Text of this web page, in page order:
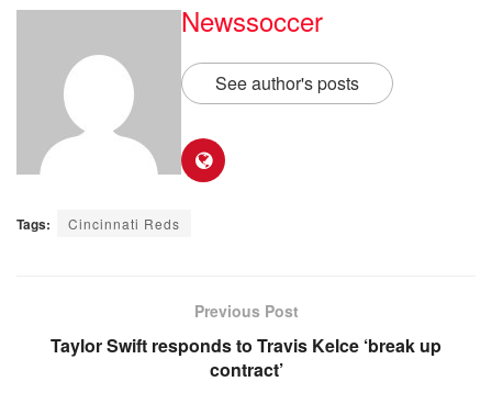
Newssoccer
See author's posts
Tags: Cincinnati Reds
Previous Post
Taylor Swift responds to Travis Kelce ‘break up
contract’